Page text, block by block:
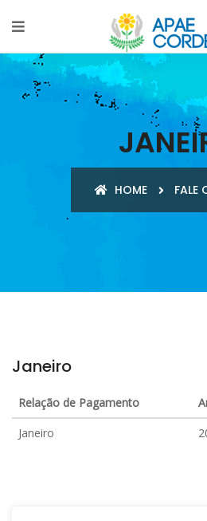
HOME FALE
Janeiro
Relação de Pagamento
Janeiro